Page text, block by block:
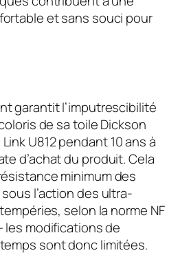
et sans souci pour
garantit l’imputrescibilité
de sa toile Dickson
U812 pendant 10 ans à
d’achat du produit. Cela
minimum des
l’action des ultra-
selon la norme NF
les modifications de
sont donc limitées.